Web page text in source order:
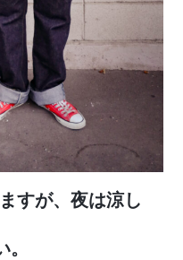
すが、夜は涼し